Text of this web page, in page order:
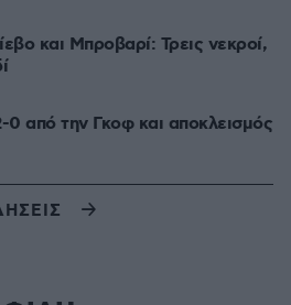
και Μπροβαρί: Τρεις νεκροί,
από την Γκοφ και αποκλεισμός